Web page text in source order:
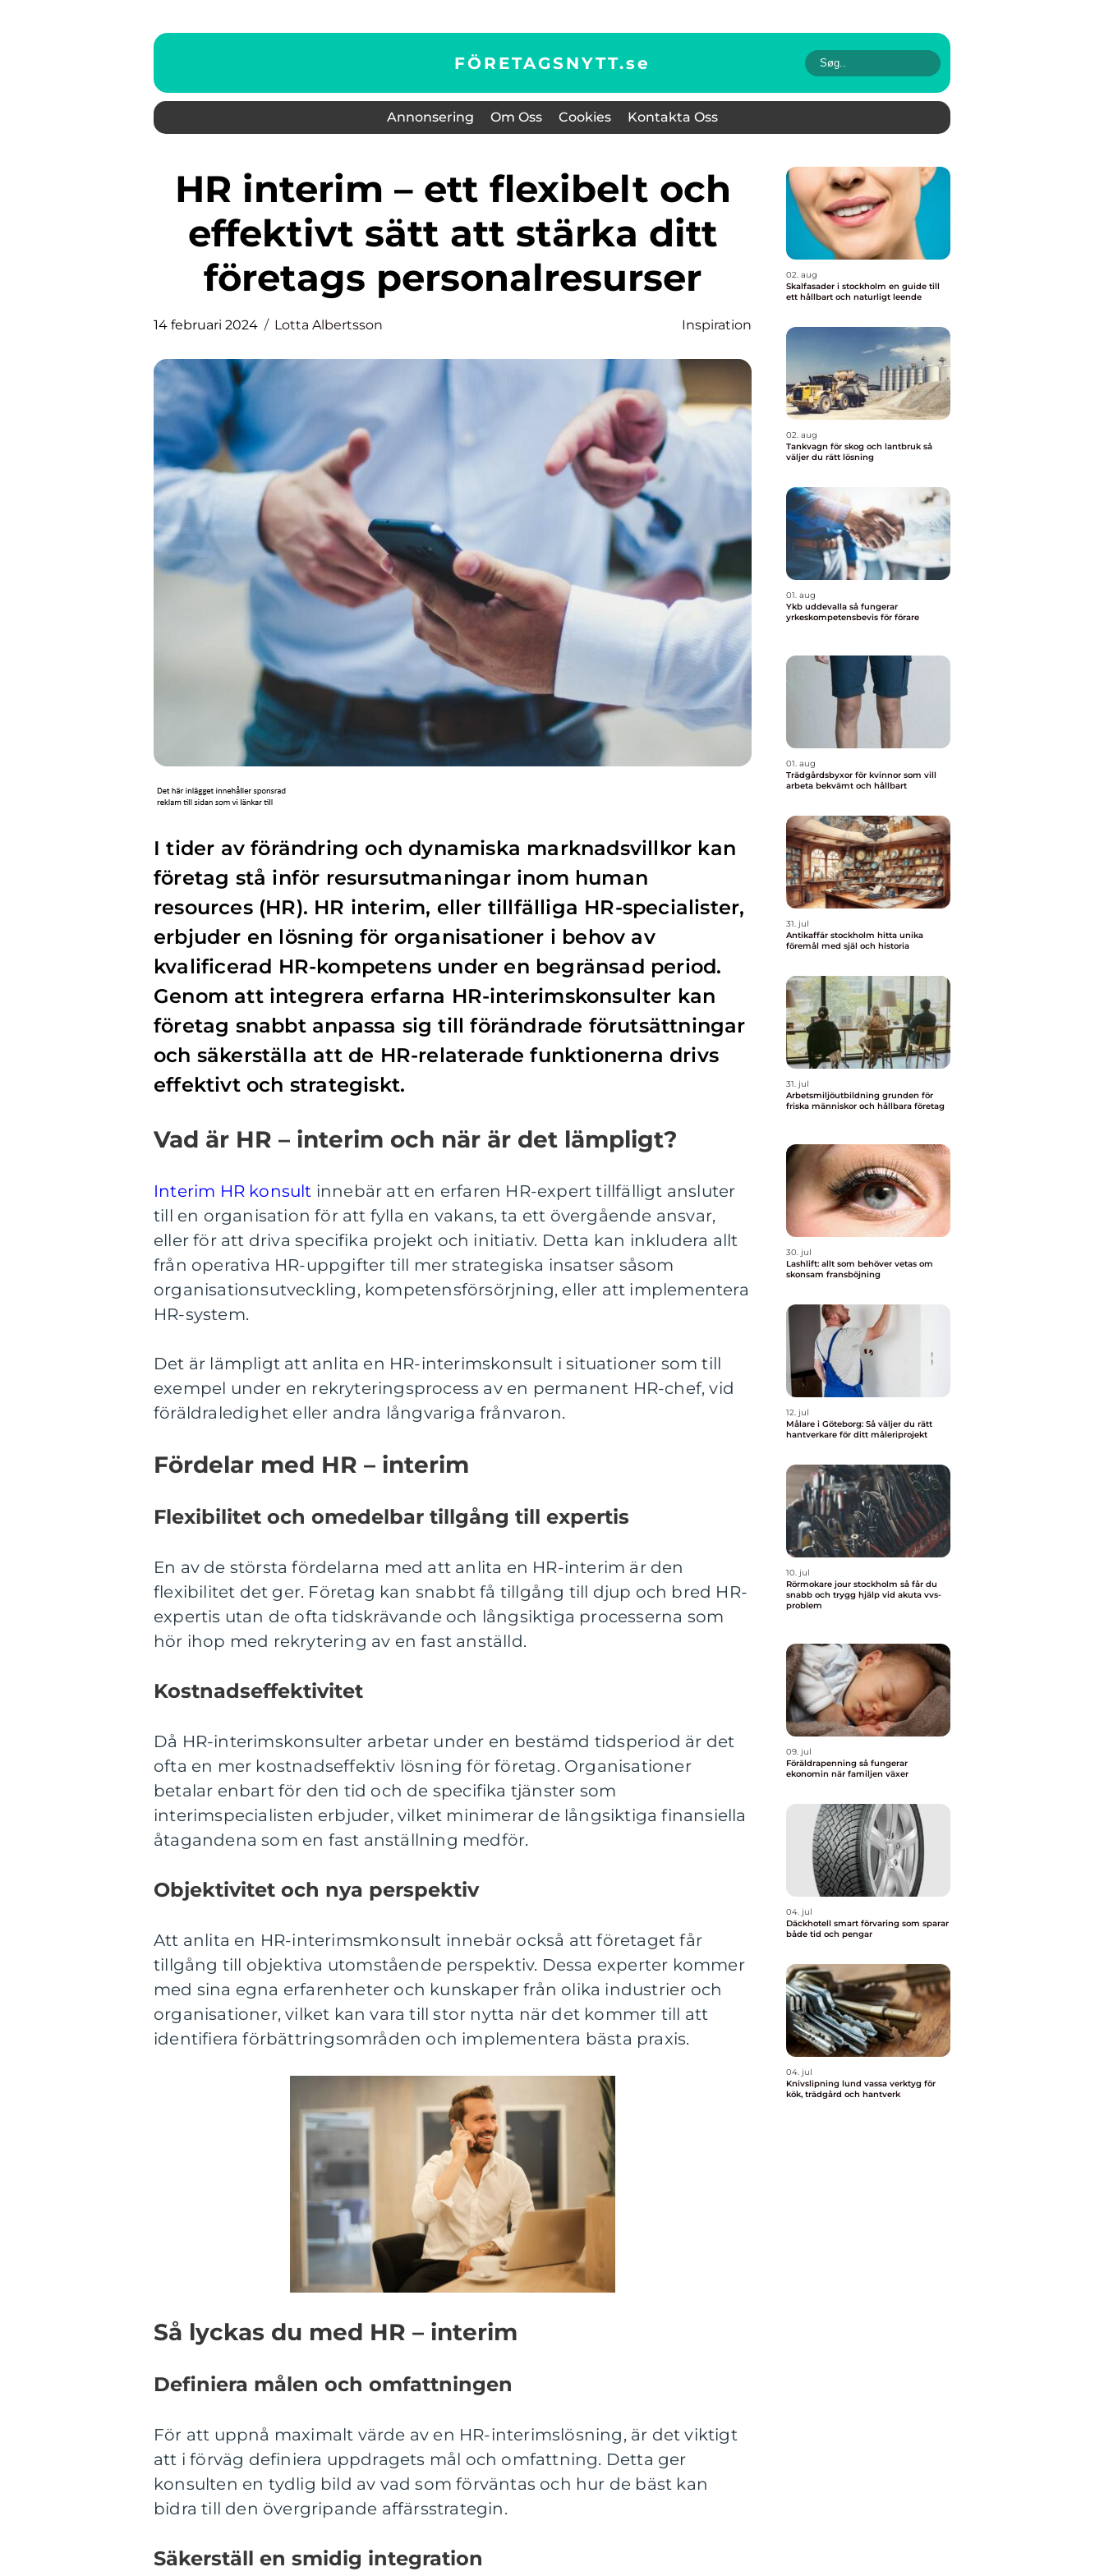
FÖRETAGSNYTT.se
Annonsering Om Oss Cookies Kontakta Oss
HR interim – ett flexibelt och
effektivt sätt att stärka ditt
företags personalresurser
14 februari 2024 Lotta Albertsson Inspiration
I tider av förändring och dynamiska marknadsvillkor kan
företag stå inför resursutmaningar inom human
resources (HR). HR interim, eller tillfälliga HR-specialister,
erbjuder en lösning för organisationer i behov av
kvalificerad HR-kompetens under en begränsad period.
Genom att integrera erfarna HR-interimskonsulter kan
företag snabbt anpassa sig till förändrade förutsättningar
och säkerställa att de HR-relaterade funktionerna drivs
effektivt och strategiskt.
Vad är HR – interim och när är det lämpligt?
Interim HR konsult innebär att en erfaren HR-expert tillfälligt ansluter
till en organisation för att fylla en vakans, ta ett övergående ansvar,
eller för att driva specifika projekt och initiativ. Detta kan inkludera allt
från operativa HR-uppgifter till mer strategiska insatser såsom
organisationsutveckling, kompetensförsörjning, eller att implementera
HR-system.
Det är lämpligt att anlita en HR-interimskonsult i situationer som till
exempel under en rekryteringsprocess av en permanent HR-chef, vid
föräldraledighet eller andra långvariga frånvaron.
Fördelar med HR – interim
Flexibilitet och omedelbar tillgång till expertis
En av de största fördelarna med att anlita en HR-interim är den
flexibilitet det ger. Företag kan snabbt få tillgång till djup och bred HR-
expertis utan de ofta tidskrävande och långsiktiga processerna som
hör ihop med rekrytering av en fast anställd.
Kostnadseffektivitet
Då HR-interimskonsulter arbetar under en bestämd tidsperiod är det
ofta en mer kostnadseffektiv lösning för företag. Organisationer
betalar enbart för den tid och de specifika tjänster som
interimspecialisten erbjuder, vilket minimerar de långsiktiga finansiella
åtagandena som en fast anställning medför.
Objektivitet och nya perspektiv
Att anlita en HR-interimsmkonsult innebär också att företaget får
tillgång till objektiva utomstående perspektiv. Dessa experter kommer
med sina egna erfarenheter och kunskaper från olika industrier och
organisationer, vilket kan vara till stor nytta när det kommer till att
identifiera förbättringsområden och implementera bästa praxis.
Så lyckas du med HR – interim
Definiera målen och omfattningen
För att uppnå maximalt värde av en HR-interimslösning, är det viktigt
att i förväg definiera uppdragets mål och omfattning. Detta ger
konsulten en tydlig bild av vad som förväntas och hur de bäst kan
bidra till den övergripande affärsstrategin.
Säkerställ en smidig integration
02. aug
Skalfasader i stockholm en guide till
ett hållbart och naturligt leende
02. aug
Tankvagn för skog och lantbruk så
väljer du rätt lösning
01. aug
Ykb uddevalla så fungerar
yrkeskompetensbevis för förare
01. aug
Trädgårdsbyxor för kvinnor som vill
arbeta bekvämt och hållbart
31. jul
Antikaffär stockholm hitta unika
föremål med själ och historia
31. jul
Arbetsmiljöutbildning grunden för
friska människor och hållbara företag
30. jul
Lashlift: allt som behöver vetas om
skonsam fransböjning
12. jul
Målare i Göteborg: Så väljer du rätt
hantverkare för ditt måleriprojekt
10. jul
Rörmokare jour stockholm så får du
snabb och trygg hjälp vid akuta vvs-
problem
09. jul
Föräldrapenning så fungerar
ekonomin när familjen växer
04. jul
Däckhotell smart förvaring som sparar
både tid och pengar
04. jul
Knivslipning lund vassa verktyg för
kök, trädgård och hantverk